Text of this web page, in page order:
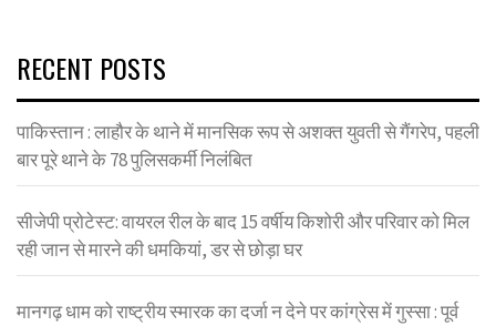
RECENT POSTS
पाकिस्तान : लाहौर के थाने में मानसिक रूप से अशक्त युवती से गैंगरेप, पहली
बार पूरे थाने के 78 पुलिसकर्मी निलंबित
सीजेपी प्रोटेस्ट: वायरल रील के बाद 15 वर्षीय किशोरी और परिवार को मिल
रही जान से मारने की धमकियां, डर से छोड़ा घर
मानगढ़ धाम को राष्ट्रीय स्मारक का दर्जा न देने पर कांग्रेस में गुस्सा : पूर्व